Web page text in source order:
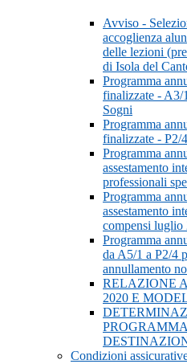
Avviso -
accoglienza
delle lezioni
di Isola del
Programma
finalizzate - A3/
Sogni
Programma
finalizzate - P2/
Programma
assestamento
professionali
Programma
assestamento
compensi luglio
Programma
da A5/1 a P2/4
annullamento
RELAZIONE
2020 E
Condizioni